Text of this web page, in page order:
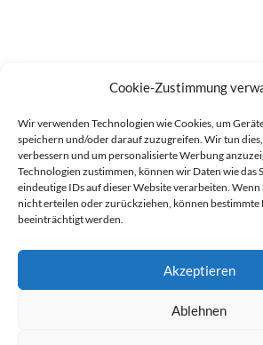
Cookie-Zustimmung
Wir verwenden Technologien wie Cookies, um
speichern und/oder darauf zuzugreifen. Wir tun
verbessern und um personalisierte Werbung
Technologien zustimmen, können wir Daten wie das
eindeutige IDs auf dieser Website verarbeiten.
nicht erteilen oder zurückziehen, können bestimmte
beeinträchtigt werden.
Akzeptieren
Ablehnen